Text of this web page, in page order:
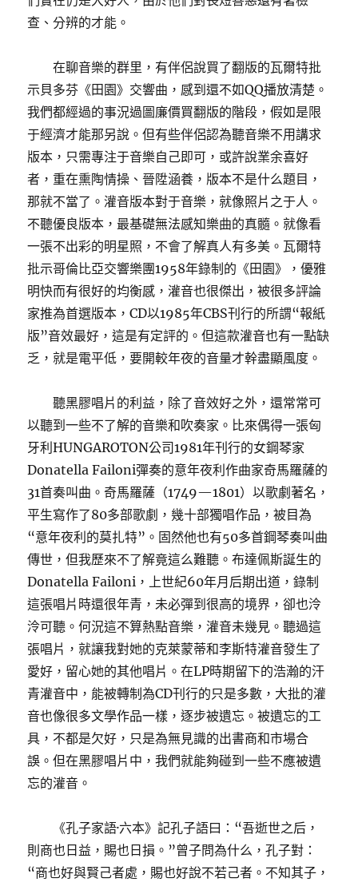
查、分辨的才能。
在聊音樂的群里，有伴侶說買了翻版的瓦爾特批
示貝多芬《田園》交響曲，感到還不如QQ播放清楚。
我們都經過的事況過圖廉價買翻版的階段，假如是限
于經濟才能那另說。但有些伴侶認為聽音樂不用講求
版本，只需專注于音樂自己即可，或許說業余喜好
者，重在熏陶情操、晉陞涵養，版本不是什么題目，
那就不當了。灌音版本對于音樂，就像照片之于人。
不聽優良版本，最基礎無法感知樂曲的真髓。就像看
一張不出彩的明星照，不會了解真人有多美。瓦爾特
批示哥倫比亞交響樂團1958年錄制的《田園》，優雅
明快而有很好的均衡感，灌音也很傑出，被很多評論
家推為首選版本，CD以1985年CBS刊行的所謂“報紙
版”音效最好，這是有定評的。但這款灌音也有一點缺
乏，就是電平低，要開較年夜的音量才幹盡顯風度。
聽黑膠唱片的利益，除了音效好之外，還常常可
以聽到一些不了解的音樂和吹奏家。比來偶得一張匈
牙利HUNGAROTON公司1981年刊行的女鋼琴家
Donatella Failoni彈奏的意年夜利作曲家奇馬羅薩的
31首奏叫曲。奇馬羅薩（1749—1801）以歌劇著名，
平生寫作了80多部歌劇，幾十部獨唱作品，被目為
“意年夜利的莫扎特”。固然他也有50多首鋼琴奏叫曲
傳世，但我歷來不了解竟這么難聽。布達佩斯誕生的
Donatella Failoni，上世紀60年月后期出道，錄制
這張唱片時還很年青，未必彈到很高的境界，卻也泠
泠可聽。何況這不算熱點音樂，灌音未幾見。聽過這
張唱片，就讓我對她的克萊蒙蒂和李斯特灌音發生了
愛好，留心她的其他唱片。在LP時期留下的浩瀚的汗
青灌音中，能被轉制為CD刊行的只是多數，大批的灌
音也像很多文學作品一樣，逐步被遺忘。被遺忘的工
具，不都是欠好，只是為無見識的出書商和市場合
誤。但在黑膠唱片中，我們就能夠碰到一些不應被遺
忘的灌音。
《孔子家語·六本》記孔子語曰：“吾逝世之后，
則商也日益，賜也日損。”曾子問為什么，孔子對：
“商也好與賢己者處，賜也好說不若己者。不知其子，